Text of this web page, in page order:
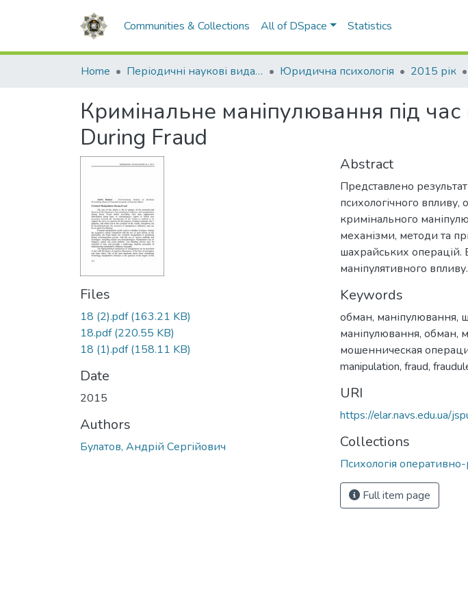
Communities & Collections All of DSpace Statistics
Home Періодичні наукові видання НАВС Юридична психологія 2015 рік
Кримінальне маніпулювання під
During Fraud
Files
18 (2).pdf(163.21 KB)
18.pdf(220.55 KB)
18 (1).pdf(158.11 KB)
Date
2015
Authors
Булатов, Андрій Сергійович
Abstract
Представлено
психологічного
кримінального
механізми, методи та
шахрайських операцій.
маніпулятивного впливу.
Keywords
обман, маніпулювання,
маніпулювання, обман,
мошенническая
manipulation, fraud,
URI
https://elar.navs.edu.ua/
Collections
Психологія оперативно-
Full item page